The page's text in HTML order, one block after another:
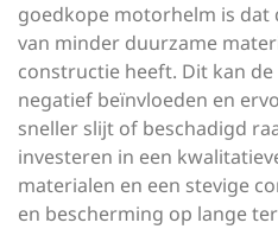
goedkope motorhelm is dat
van minder duurzame
constructie heeft. Dit kan
negatief beïnvloeden en
sneller slijt of beschadigd
investeren in een
materialen en een stevige
en bescherming op lange